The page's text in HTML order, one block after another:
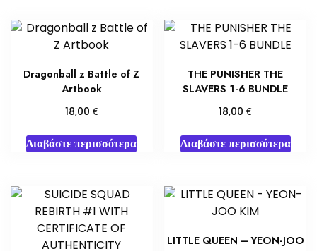
Dragonball z Battle of Z
Artbook
18,00 €
Διαβάστε περισσότερα
THE PUNISHER THE
SLAVERS 1-6 BUNDLE
18,00€
Διαβάστε περισσότερα
LITTLE QUEEN – YEON-JOO